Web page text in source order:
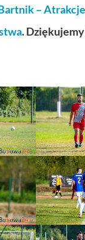
–
.